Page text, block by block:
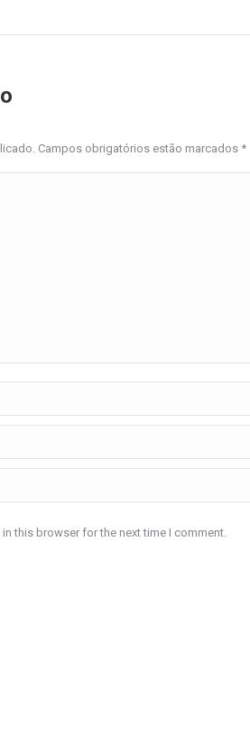
Campos obrigatórios estão marcados *
this browser for the next time I comment.